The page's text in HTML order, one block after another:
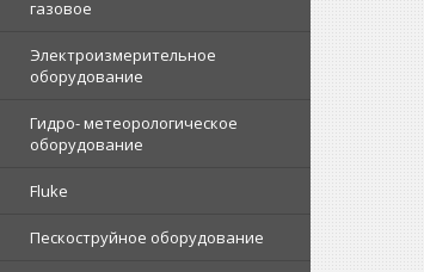
газовое
Электроизмерительное
оборудование
Гидро- метеорологическое
оборудование
Fluke
Пескоструйное оборудование